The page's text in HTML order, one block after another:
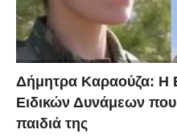
Δήμητρα Καραούζα: Η
Ειδικών Δυνάμεων
παιδιά της